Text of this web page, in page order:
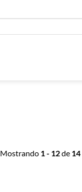
Mostrando 1 - 12de 14